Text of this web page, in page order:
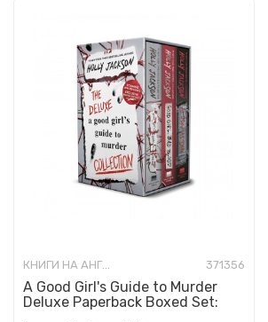
КНИГИ НА АНГЛИСКИ ЈАЗИК 371356
A Good Girl's Guide to Murder
Deluxe Paperback Boxed Set: